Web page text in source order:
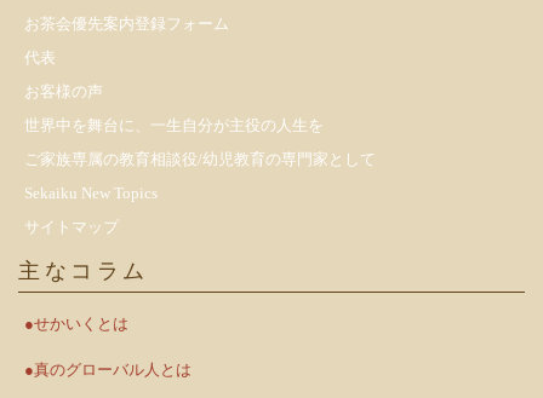
お茶会優先案内登録フォーム
代表
お客様の声
世界中を舞台に、一生自分が主役の人生を
ご家族専属の教育相談役/幼児教育の専門家として
Sekaiku New Topics
サイトマップ
主なコラム
●せかいくとは
●真のグローバル人とは